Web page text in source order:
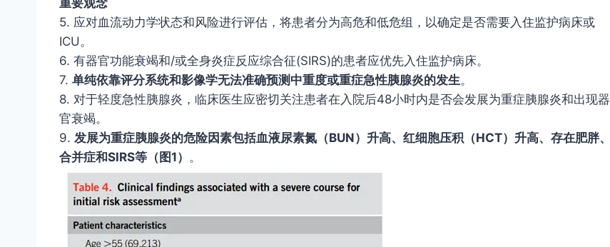
重要观念
5. 应对血流动力学状态和风险进行评估，将患者分为高危和低危组，以确定是否需要入住监护病床或
ICU。
6. 有器官功能衰竭和/或全身炎症反应综合征(SIRS)的患者应优先入住监护病床。
7. 单纯依靠评分系统和影像学无法准确预测中重度或重症急性胰腺炎的发生。
8. 对于轻度急性胰腺炎，临床医生应密切关注患者在入院后48小时内是否会发展为重症胰腺炎和出现器
官衰竭。
9. 发展为重症胰腺炎的危险因素包括血液尿素氮（BUN）升高、红细胞压积（HCT）升高、存在肥胖、
合并症和SIRS等（图1） 。